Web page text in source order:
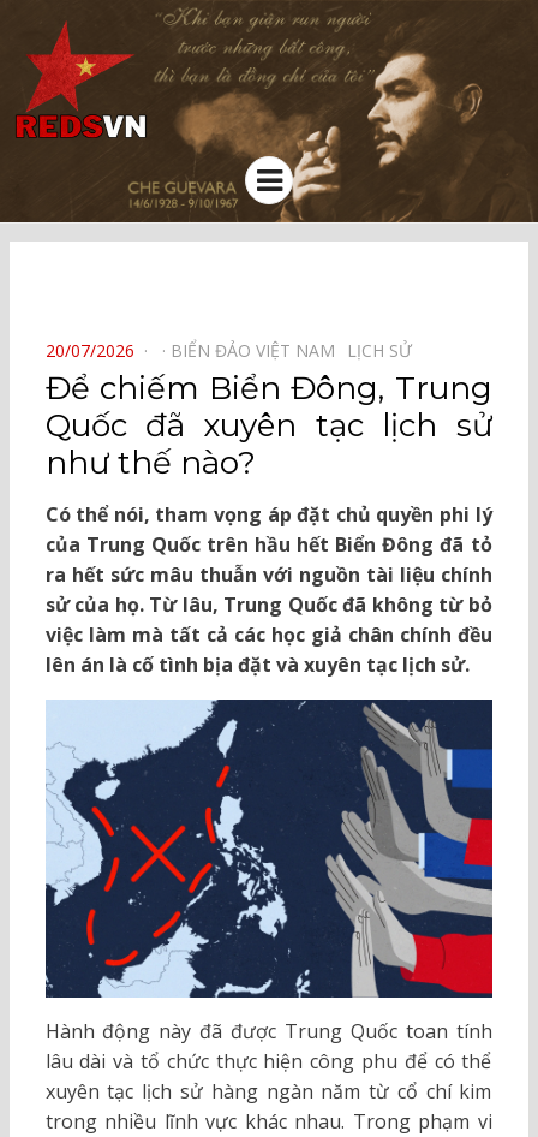
Kênh chia sẻ tri thức cộng đồng
Menu
POSTED
ON
20/07/2026 BIỂN ĐẢO VIỆT NAM⠀ LỊCH SỬ⠀
Để chiếm Biển Đông, Trung
Quốc đã xuyên tạc lịch sử
như thế nào?
Có thể nói, tham vọng áp đặt chủ quyền phi lý
của Trung Quốc trên hầu hết Biển Đông đã tỏ
ra hết sức mâu thuẫn với nguồn tài liệu chính
sử của họ. Từ lâu, Trung Quốc đã không từ bỏ
việc làm mà tất cả các học giả chân chính đều
lên án là cố tình bịa đặt và xuyên tạc lịch sử.
Hành động này đã được Trung Quốc toan tính
lâu dài và tổ chức thực hiện công phu để có thể
xuyên tạc lịch sử hàng ngàn năm từ cổ chí kim
trong nhiều lĩnh vực khác nhau. Trong phạm vi